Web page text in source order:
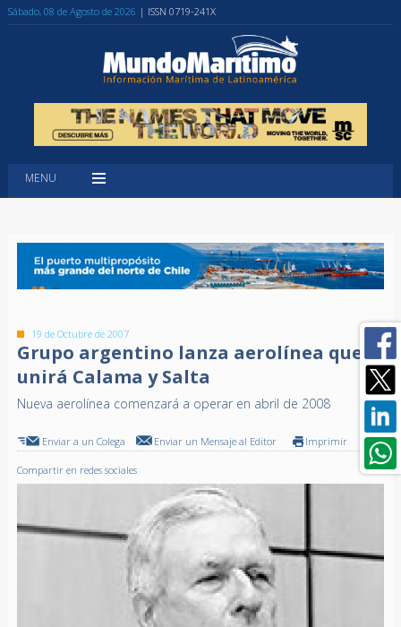
Sábado, 08 de Agosto de 2026 | ISSN 0719-241X
MENU
19 de Octubre de 2007
Grupo argentino lanza aerolínea que
unirá Calama y Salta
Nueva aerolínea comenzará a operar en abril de 2008
Enviar a un Colega Enviar un Mensaje al Editor Imprimir
Compartir en redes sociales